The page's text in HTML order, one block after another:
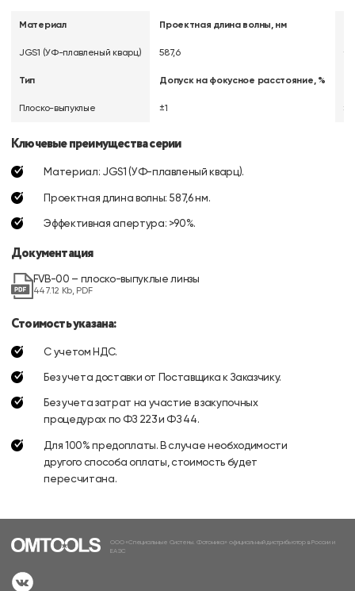
Материал
JGS1 (УФ-плавленый кварц)
Тип
Плоско-выпуклые
Проектная длина волны, нм
587,6
Допуск на фокусное расстояние, %
±1
Ключевые преимущества серии
Материал: JGS1 (УФ-плавленый кварц).
Проектная длина волны: 587,6 нм.
Эффективная апертура: >90%.
Документация
FVB-00 – плоско-выпуклые линзы
447.12 Kb, PDF
Стоимость указана:
С учетом НДС.
Без учета доставки от Поставщика к Заказчику.
Без учета затрат на участие в закупочных
процедурах по ФЗ 223 и ФЗ 44.
Для 100% предоплаты. В случае необходимости
другого способа оплаты, стоимость будет
пересчитана.
ООО «Специальные Системы. Фотоника» официальный дистрибьютор в России и
ЕАЭС